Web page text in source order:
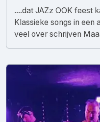
....dat JAZz OOK feest
Klassieke songs in een
veel over schrijven